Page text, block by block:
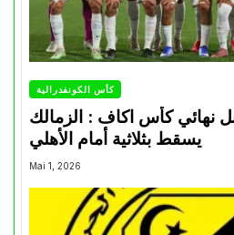
كأس الكونفدرالية
نهائي كأس اكاف : الزمالك
Mai 1, 2026